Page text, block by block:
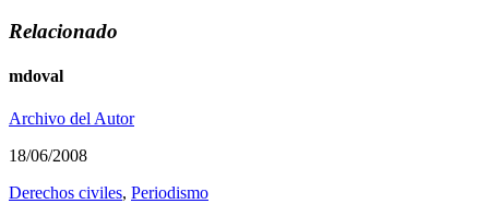
Relacionado
mdoval
Archivo del Autor
18/06/2008
Derechos civiles, Periodismo